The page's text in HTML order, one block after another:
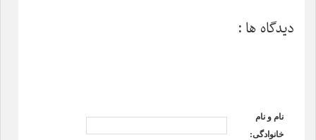
دیدگاه ها :
نام و نام
خانوادگی: